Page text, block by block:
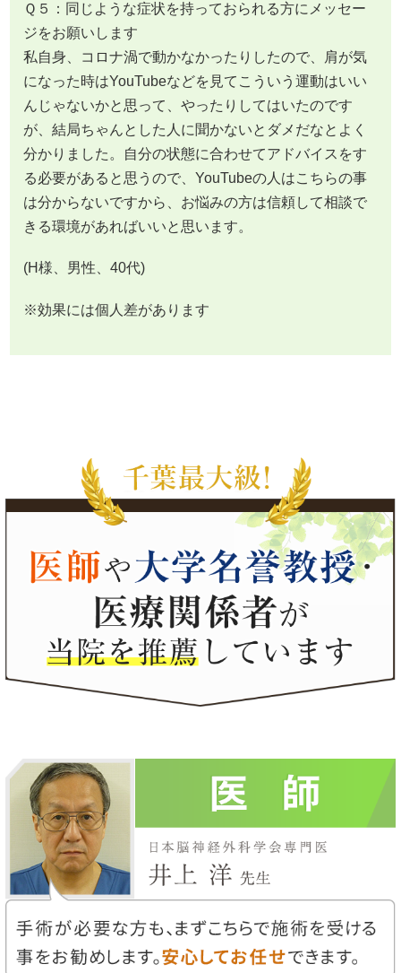
Ｑ５：同じような症状を持っておられる方にメッセー
ジをお願いします
私自身、コロナ渦で動かなかったりしたので、肩が気
になった時はYouTubeなどを見てこういう運動はいい
んじゃないかと思って、やったりしてはいたのです
が、結局ちゃんとした人に聞かないとダメだなとよく
分かりました。自分の状態に合わせてアドバイスをす
る必要があると思うので、YouTubeの人はこちらの事
は分からないですから、お悩みの方は信頼して相談で
きる環境があればいいと思います。
(H様、男性、40代)
※効果には個人差があります